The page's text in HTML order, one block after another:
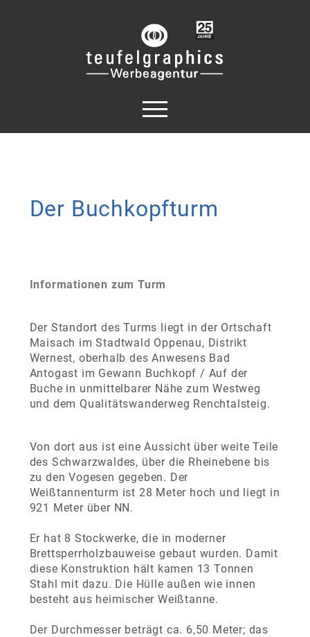
Der Buchkopfturm
Informationen zum Turm
Der Standort des Turms liegt in der Ortschaft
Maisach im Stadtwald Oppenau, Distrikt
Wernest, oberhalb des Anwesens Bad
Antogast im Gewann Buchkopf / Auf der
Buche in unmittelbarer Nähe zum Westweg
und dem Qualitätswanderweg Renchtalsteig.
Von dort aus ist eine Aussicht über weite Teile
des Schwarzwaldes, über die Rheinebene bis
zu den Vogesen gegeben. Der
Weißtannenturm ist 28 Meter hoch und liegt in
921 Meter über NN.
Er hat 8 Stockwerke, die in moderner
Brettsperrholzbauweise gebaut wurden. Damit
diese Konstruktion hält kamen 13 Tonnen
Stahl mit dazu. Die Hülle außen wie innen
besteht aus heimischer Weißtanne.
Der Durchmesser beträgt ca. 6,50 Meter; das